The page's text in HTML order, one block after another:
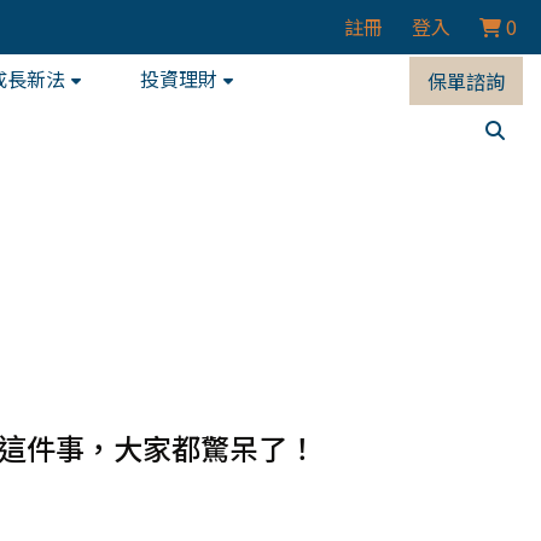
註冊 登入
0
長新法 投資理財
保單諮詢
件事，大家都驚呆了！